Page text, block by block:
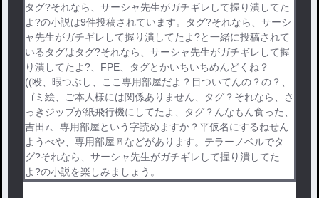
タグ?それなら、サーシャ先生がガチギレして握り潰してた
よ?の小説は9件投稿されています。タグ?それなら、サーシ
ャ先生がガチギレして握り潰してたよ?と一緒に投稿されて
いるタグはタグ?それなら、サーシャ先生がガチギレして握
り潰してたよ?、FPE、タグとかいちいちめんどくね？
((殴、暇つぶし、ここ専用部屋だよ？目ついてんの？の？、
ゴミ絵、ご本人様には関係ありません、タグ？それなら、さ
っきジップが紙飛行機にしてたよ、タグ？んなもん食った、
吉田ｧ、専用部屋という字読めますか？平仮名にするねせん
ようべや、専用部屋🚪などがあります。テラーノベルでタ
グ?それなら、サーシャ先生がガチギレして握り潰してた
よ?の小説を楽しみましょう。